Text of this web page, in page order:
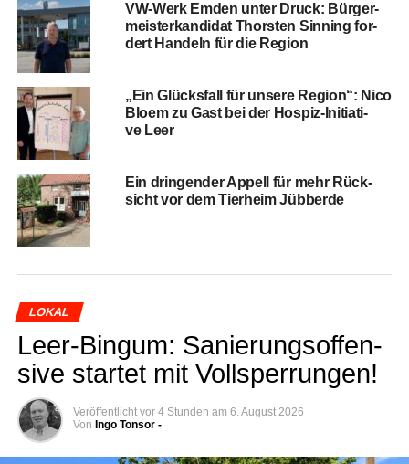
VW-Werk Emden unter Druck: Bür­ger­
meis­ter­kan­di­dat Thors­ten Sin­ning for­
dert Han­deln für die Region
„Ein Glücks­fall für unse­re Regi­on“: Nico
Blo­em zu Gast bei der Hos­piz-Initia­ti­
ve Leer
Ein drin­gen­der Appell für mehr Rück­
sicht vor dem Tier­heim Jübberde
LOKAL
Leer-Bin­gum: Sanie­rungs­of­fen­
si­ve star­tet mit Vollsperrungen!
Veröffentlicht vor 4 Stunden am 6. August 2026
Von Ingo Tonsor -